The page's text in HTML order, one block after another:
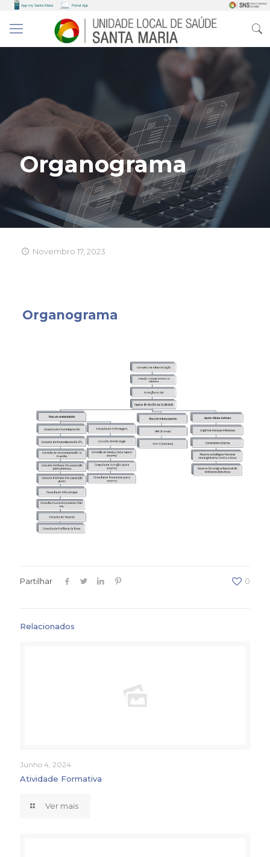
Organograma
Novembro 17, 2023
Organograma
Partilhar 0
Relacionados
Junho 4, 2024
Atividade Formativa
Ver mais